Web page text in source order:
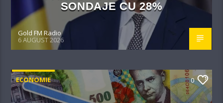
SONDAJE CU 28%
Gold FM Radio
6 AUGUST 2026
ECONOMIE 0